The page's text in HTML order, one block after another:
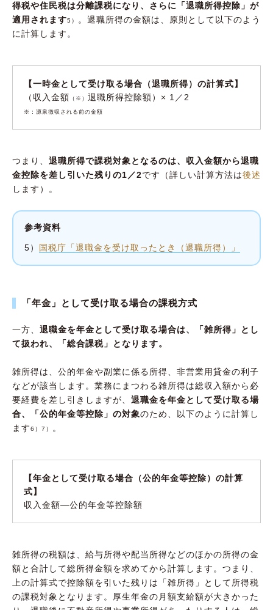
得税や住民税は分離課税になり、さらに「退職所得控除」が
適用されます5）
。退職所得の金額は、原則として以下のよう
に計算します。
【一時金として受け取る場合（退職所得）の計算式】
（収入金額 （※） 退職所得控除額）× 1／2
※：源泉徴収される前の金額
つまり、 退職所得で課税対象となるのは、収入金額から退職
金控除を差し引いた残りの1／2です（詳しい計算方法は後述
します）。
参考資料
5） 国税庁「退職金を受け取ったとき（退職所得）」
「年金」として受け取る場合の課税方式
一方、 退職金を年金として受け取る場合は、「雑所得」とし
て扱われ、「総合課税」となります。
雑所得は、公的年金や副業に係る所得、非営業用貸金の利子
などが該当します。業務にまつわる雑所得は総収入額から必
要経費を差し引きしますが、 退職金を年金として受け取る場
合、「公的年金等控除」の対象のため、以下のように計算し
ます6）7） 。
【年金として受け取る場合（公的年金等控除）の計算
式】
収入金額―公的年金等控除額
雑所得の税額は、給与所得や配当所得などのほかの所得の金
額と合計して総所得金額を求めてから計算します。つまり、
上の計算式で控除額を引いた残りは「雑所得」として所得税
の課税対象となります。厚生年金の月額支給額が大きかった